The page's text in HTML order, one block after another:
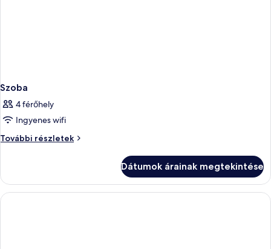
Szoba
4 férőhely
Ingyenes wifi
További részletek
Szoba
Dátumok árainak megtekintése